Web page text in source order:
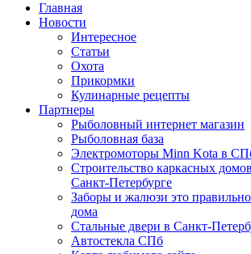
Главная
Новости
Интересное
Статьи
Охота
Прикормки
Кулинарные рецепты
Партнеры
Рыболовный интернет магазин
Рыболовная база
Электромоторы Minn Kota в
Строительство каркасных
Санкт-Петербурге
Заборы и жалюзи это
дома
Стальные двери в Санкт-
Автостекла СПб